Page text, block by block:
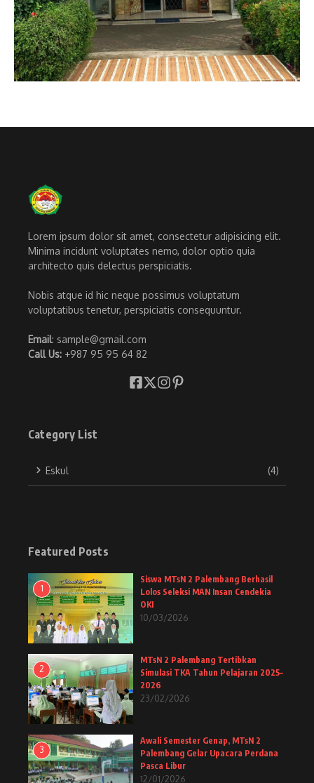
Lorem ipsum dolor sit amet, consectetur adipisicing elit.
Minima incidunt voluptates nemo, dolor optio quia
architecto quis delectus perspiciatis.
Nobis atque id hic neque possimus voluptatum
voluptatibus tenetur, perspiciatis consequuntur.
Email: sample@gmail.com
Call Us: +987 95 95 64 82
Category List
Eskul (4)
Featured Posts
1
Siswa MTsN 2 Palembang Berhasil
Lolos Seleksi MAN Insan Cendekia
OKI
10/03/2026
2
MTsN 2 Palembang Tertibkan
Simulasi TKA Tahun Pelajaran 2025–
2026
23/02/2026
3
Awali Semester Genap, MTsN 2
Palembang Gelar Upacara Perdana
Pasca Libur
12/01/2026